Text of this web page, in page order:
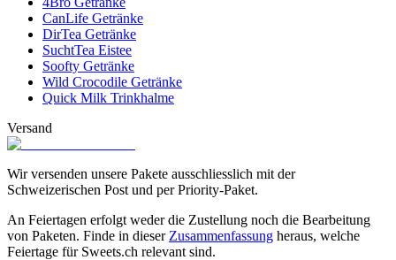
CanLife Getränke
DirTea Getränke
SuchtTea Eistee
Soofty Getränke
Wild Crocodile Getränke
Quick Milk Trinkhalme
Versand
Wir versenden unsere Pakete ausschliesslich mit der
Schweizerischen Post und per Priority-Paket.
An Feiertagen erfolgt weder die Zustellung noch die Bearbeitung
von Paketen. Finde in dieser Zusammenfassung heraus, welche
Feiertage für Sweets.ch relevant sind.